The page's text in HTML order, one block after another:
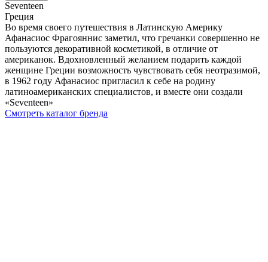
Seventeen
Греция
Во время своего путешествия в Латинскую Америку
Афанасиос Фрагояннис заметил, что гречанки совершенно не
пользуются декоративной косметикой, в отличие от
американок. Вдохновленный желанием подарить каждой
женщине Греции возможность чувствовать себя неотразимой,
в 1962 году Афанасиос пригласил к себе на родину
латиноамериканских специалистов, и вместе они создали
«Seventeen»
Смотреть каталог бренда